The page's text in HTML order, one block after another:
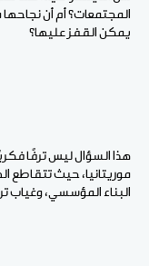
المجتمعات؟ أم أن
يمكن القفز عليها؟
هذا السؤال ليس ترفًا
موريتانيا، حيث تتقاطع
البناء المؤسسي،